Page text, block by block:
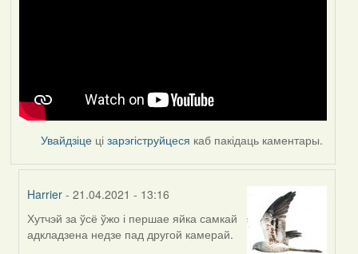
Увайдзіце цізарэгіструйцеся каб пакідаць каментары.
Harrier - 21.04.2021 - 13:16
In
reply
Хутчэй за ўсё ўжо і першае яйка самкай
адкладзена недзе пад другой камерай.